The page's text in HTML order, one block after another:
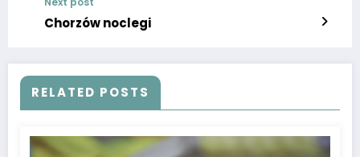
Chorzów noclegi
RELATED POSTS